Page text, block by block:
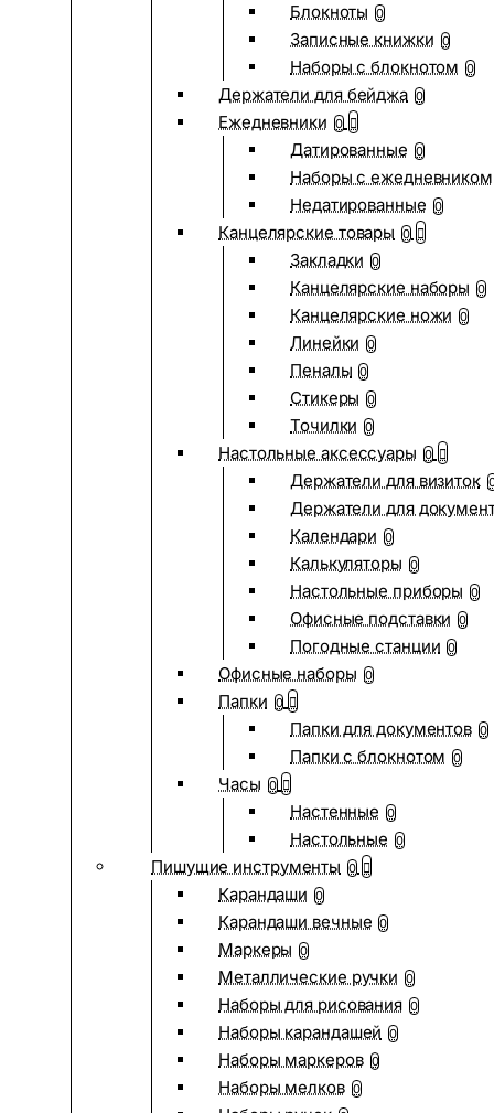
Блокноты 0
Записные книжки 0
Наборы с блокнотом 0
Держатели для бейджа 0
Ежедневники 0
Датированные 0
Наборы с ежедневником
Недатированные 0
Канцелярские товары 0
Закладки 0
Канцелярские наборы 0
Канцелярские ножи 0
Линейки 0
Пеналы 0
Стикеры 0
Точилки 0
Настольные аксессуары 0
Держатели для визиток
Держатели для
Календари 0
Калькуляторы 0
Настольные приборы 0
Офисные подставки 0
Погодные станции 0
Офисные наборы 0
Папки 0
Папки для документов 0
Папки с блокнотом 0
Часы 0
Настенные 0
Настольные 0
Пишущие инструменты 0
Карандаши 0
Карандаши вечные 0
Маркеры 0
Металлические ручки 0
Наборы для рисования 0
Наборы карандашей 0
Наборы маркеров 0
Наборы мелков 0